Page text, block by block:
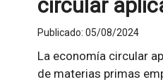
circular
Publicado: 05/08/2024
La economía circular
de materias primas